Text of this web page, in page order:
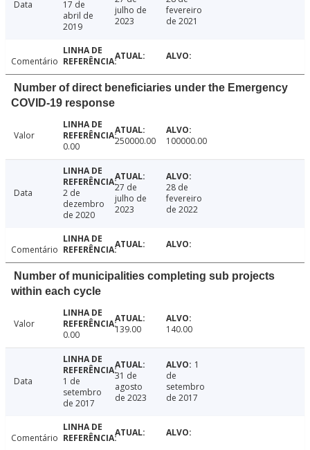
Data
17 de
abril de
2019
julho de
2023
fevereiro
de 2021
Comentário
Number of direct beneficiaries under the Emergency
COVID-19 response
Valor
0.00
250000.00 100000.00
Data
2 de
dezembro
de 2020
27 de
julho de
2023
28 de
fevereiro
de 2022
Comentário
Number of municipalities completing sub projects
within each cycle
Valor
0.00
139.00 140.00
Data
1 de
setembro
de 2017
31 de
agosto
de 2023
1
de
setembro
de 2017
Comentário